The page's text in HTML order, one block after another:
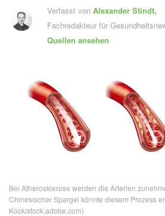
Verfasst von Alexander Stindt,
Fachredakteur für
Quellen ansehen
Bei Atherosklerose werden die Arterien
Chinesischer Spargel könnte diesem Prozess
Kock/stock.adobe.com)